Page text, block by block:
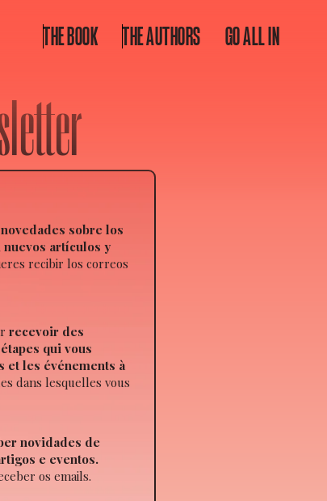
THE BOOK THE AUTHORS GO ALL IN
sobre los
nuevos artículos y
recibir los correos
recevoir des
qui vous
et les événements à
dans lesquelles vous
novidades de
e eventos.
os emails.